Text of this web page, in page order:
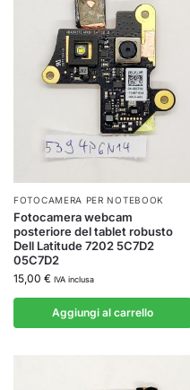
FOTOCAMERA PER NOTEBOOK
Fotocamera webcam
posteriore del tablet robusto
Dell Latitude 7202 5C7D2
05C7D2
15,00 € IVA inclusa
Aggiungi al carrello